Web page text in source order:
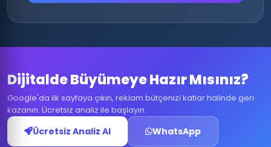
Dijitalde Büyümeye Hazır Mısınız?
Google'da ilk sayfaya çıkın, reklam bütçenizi katlar halinde geri
kazanın. Ücretsiz analiz ile başlayın.
Ücretsiz Analiz Al WhatsApp